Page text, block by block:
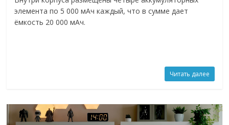
элемента по 5 000 мАч каждый, что в сумме дает
ёмкость 20 000 мАч.
Читать далее